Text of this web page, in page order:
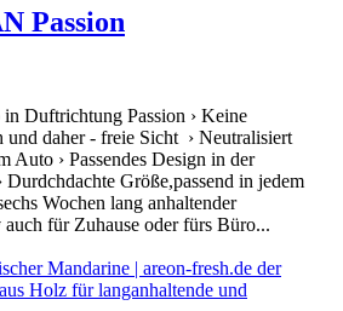
Passion
Duftrichtung Passion › Keine
und daher - freie Sicht › Neutralisiert
Auto › Passendes Design in der
Größe,passend in jedem
Wochen lang anhaltender
für Zuhause oder fürs Büro...